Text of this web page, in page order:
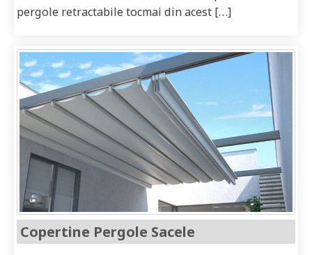
pergole retractabile tocmai din acest […]
Copertine Pergole Sacele